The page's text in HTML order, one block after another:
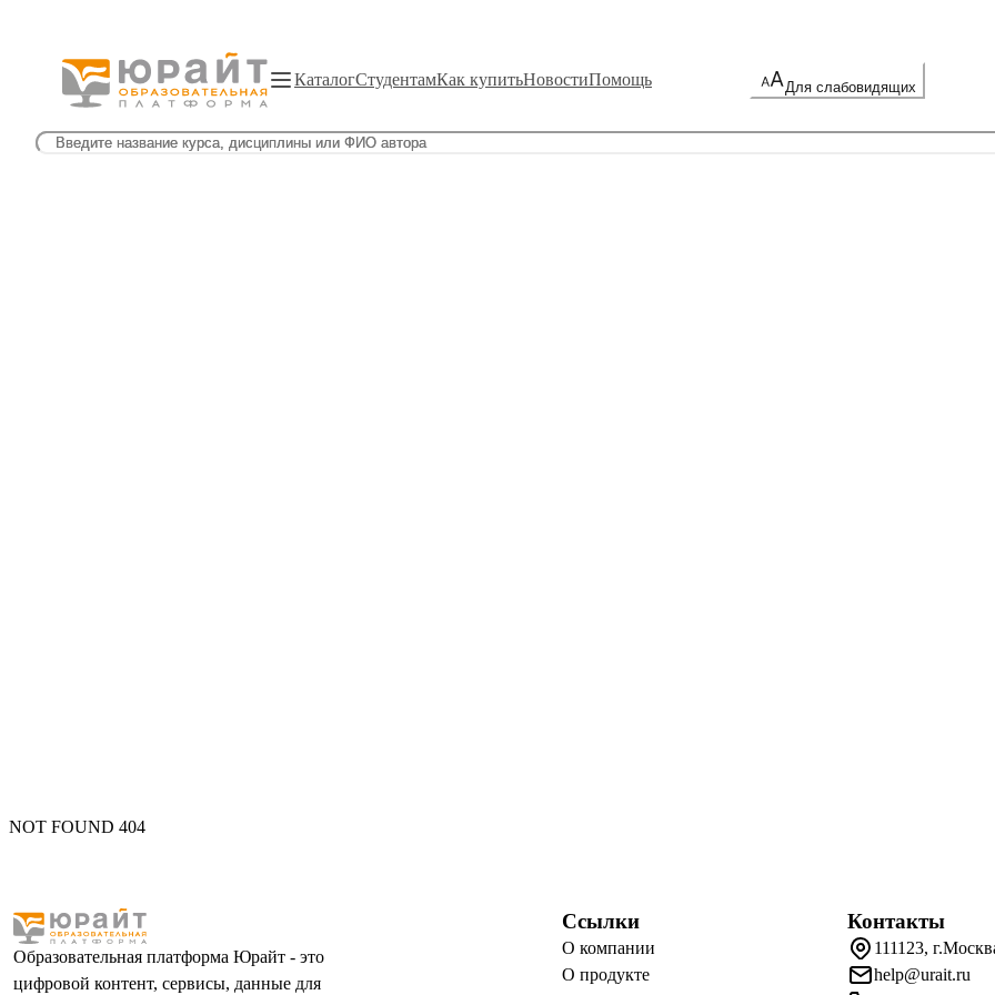
КаталогСтудентамКак купитьНовостиПомощь Для слабовидящих
NOT FOUND 404
Образовательная платформа Юрайт - это
цифровой контент, сервисы, данные для
Ссылки
О компании
О продукте
Контакты
111123,
help@urait.ru